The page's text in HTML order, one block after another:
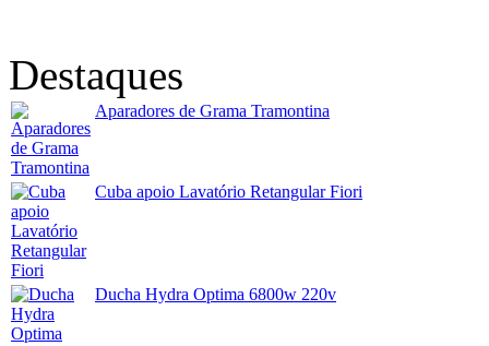
Destaques
Aparadores de Grama Tramontina
Cuba apoio Lavatório Retangular Fiori
Ducha Hydra Optima 6800w 220v